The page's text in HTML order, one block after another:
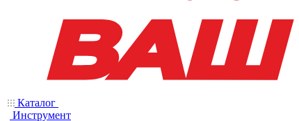
Каталог
Инструмент